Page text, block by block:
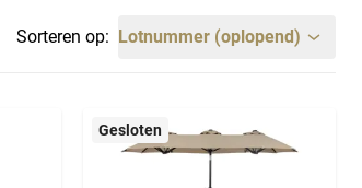
Sorteren op: Lotnummer (oplopend)
Gesloten